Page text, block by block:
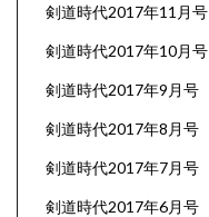
剣道時代2017年11月号
剣道時代2017年10月号
剣道時代2017年9月号
剣道時代2017年8月号
剣道時代2017年7月号
剣道時代2017年6月号